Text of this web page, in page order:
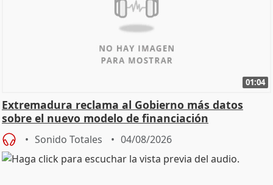
01:04
Extremadura reclama al Gobierno más datos
sobre el nuevo modelo de financiación
Sonido Totales 04/08/2026